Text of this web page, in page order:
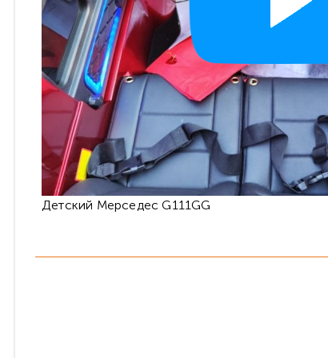
Детский Мерседес G111GG